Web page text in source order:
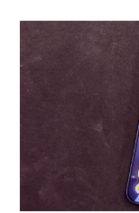
de
puesto
borrado
preciso